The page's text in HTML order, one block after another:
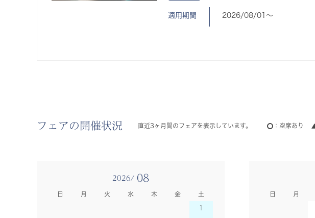
適用期間 2026/08/01〜
フェアの開催状況 直近3ヶ月間のフェアを表示しています。 空席あり
2026/ 08
日 月 火 水 木 金 土
1
日 月